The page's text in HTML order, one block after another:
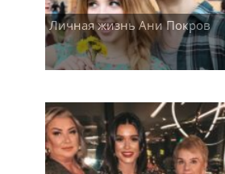
Личная жизнь Ани Покров